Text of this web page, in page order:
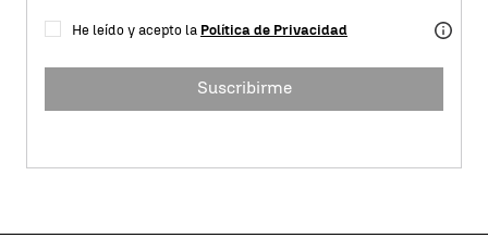
He leído y acepto la Política de Privacidad
Suscribirme